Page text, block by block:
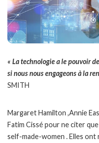
« La technologie a le pouvoir
si nous nous engageons à la
SMITH
Margaret Hamilton ,Annie
Fatim Cissé pour ne citer
self-made-women . Elles